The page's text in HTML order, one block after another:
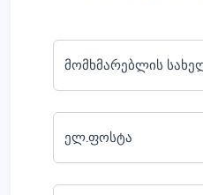
მომხმარებლის
ელ.ფოსტა